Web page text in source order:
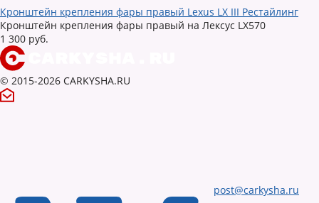
Кронштейн крепления фары правый Lexus LX III Рестайлинг
Кронштейн крепления фары правый на Лексус LX570
1 300 руб.
© 2015-2026 CARKYSHA.RU
post@carkysha.ru